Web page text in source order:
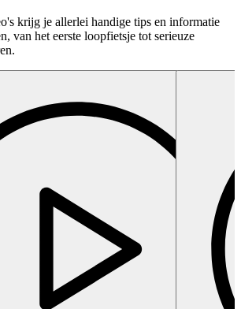
krijg je allerlei handige tips en informatie
van het eerste loopfietsje tot serieuze